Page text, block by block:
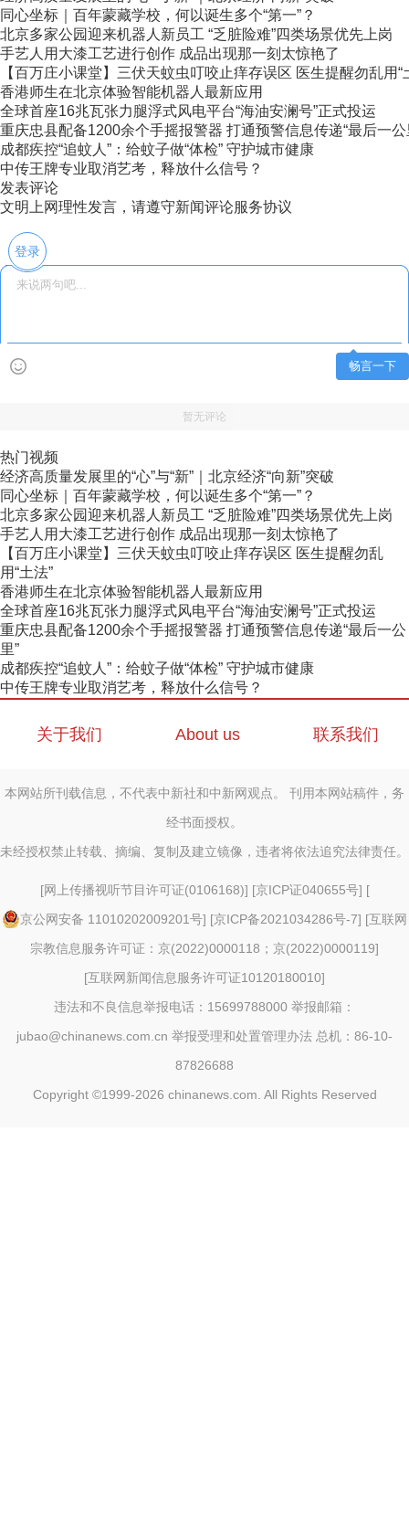
同心坐标｜百年蒙藏学校，何以诞生多个“第一”？
北京多家公园迎来机器人新员工 “乏脏险难”四类场景优先上岗
手艺人用大漆工艺进行创作 成品出现那一刻太惊艳了
【百万庄小课堂】三伏天蚊虫叮咬止痒存误区 医生提醒勿乱用“
香港师生在北京体验智能机器人最新应用
全球首座16兆瓦张力腿浮式风电平台“海油安澜号”正式投运
重庆忠县配备1200余个手摇报警器 打通预警信息传递“最后一公
成都疾控“追蚊人”：给蚊子做“体检” 守护城市健康
中传王牌专业取消艺考，释放什么信号？
发表评论
文明上网理性发言，请遵守新闻评论服务协议
登录
畅言一下
暂无评论
热门视频
经济高质量发展里的“心”与“新”｜北京经济“向新”突破
同心坐标｜百年蒙藏学校，何以诞生多个“第一”？
北京多家公园迎来机器人新员工 “乏脏险难”四类场景优先上岗
手艺人用大漆工艺进行创作 成品出现那一刻太惊艳了
【百万庄小课堂】三伏天蚊虫叮咬止痒存误区 医生提醒勿乱
用“土法”
香港师生在北京体验智能机器人最新应用
全球首座16兆瓦张力腿浮式风电平台“海油安澜号”正式投运
重庆忠县配备1200余个手摇报警器 打通预警信息传递“最后一公
里”
成都疾控“追蚊人”：给蚊子做“体检” 守护城市健康
中传王牌专业取消艺考，释放什么信号？
关于我们 About us 联系我们
本网站所刊载信息，不代表中新社和中新网观点。 刊用本网站稿件，务
经书面授权。
未经授权禁止转载、摘编、复制及建立镜像，违者将依法追究法律责任。
[网上传播视听节目许可证(0106168)] [京ICP证040655号] [
京公网安备 11010202009201号] [京ICP备2021034286号-7] [互联网
宗教信息服务许可证：京(2022)0000118；京(2022)0000119]
[互联网新闻信息服务许可证10120180010]
违法和不良信息举报电话：15699788000 举报邮箱：
jubao@chinanews.com.cn 举报受理和处置管理办法 总机：86-10-
87826688
Copyright ©1999-2026 chinanews.com. All Rights Reserved